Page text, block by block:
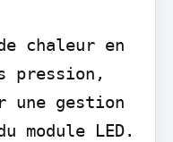
chaleur en
pression,
une gestion
module LED.